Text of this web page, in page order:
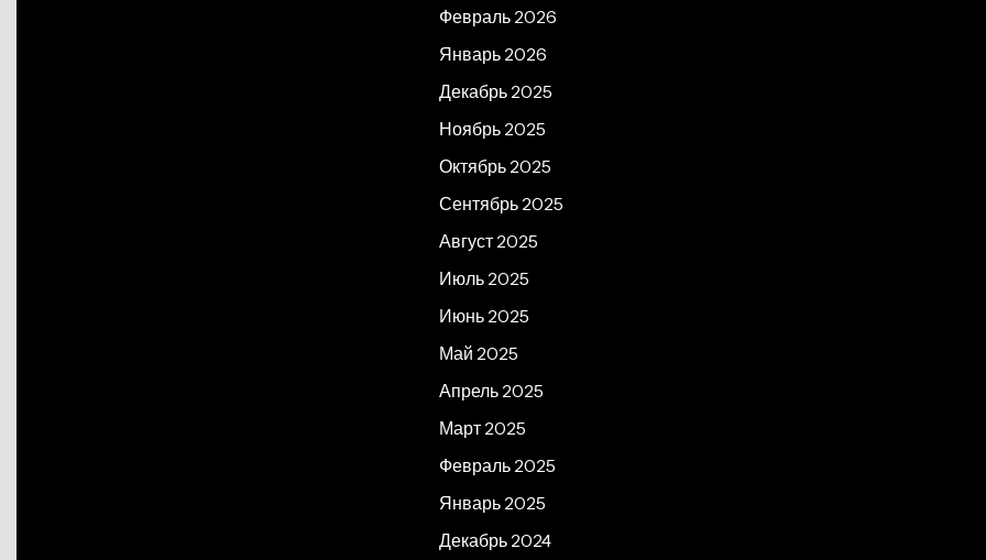
Февраль 2026
Январь 2026
Декабрь 2025
Ноябрь 2025
Октябрь 2025
Сентябрь 2025
Август 2025
Июль 2025
Июнь 2025
Май 2025
Апрель 2025
Март 2025
Февраль 2025
Январь 2025
Декабрь 2024